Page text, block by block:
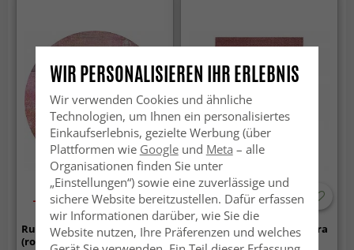
-60%
Rund Teppich - Cicoria
(rosa/lila)
-50%
Hochflorteppiche - Pandora
(rosa)
WIR PERSONALISIEREN IHR ERLEBNIS
Wir verwenden Cookies und ähnliche
Technologien, um Ihnen ein personalisiertes
Einkaufserlebnis, gezielte Werbung (über
Plattformen wie Googleund Meta – alle
Organisationen finden Sie unter
„Einstellungen“) sowie eine zuverlässige und
sichere Website bereitzustellen. Dafür erfassen
wir Informationen darüber, wie Sie die
Website nutzen, Ihre Präferenzen und welches